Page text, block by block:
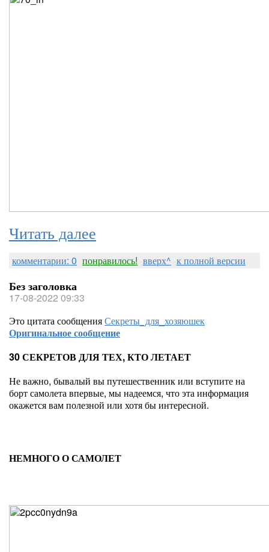
Читать далее
комментарии: 0 понравилось! вверх^ к полной версии
Без заголовка
17-08-2022 09:33
Это цитата сообщенияСекреты_для_хозяюшек
Оригинальное сообщение
30 СЕКРЕТОВ ДЛЯ ТЕХ, КТО ЛЕТАЕТ
Не важно, бывалый вы путешественник или вступите на
борт самолета впервые, мы надеемся, что эта информация
окажется вам полезной или хотя бы интересной.
НЕМНОГО О САМОЛЕТ